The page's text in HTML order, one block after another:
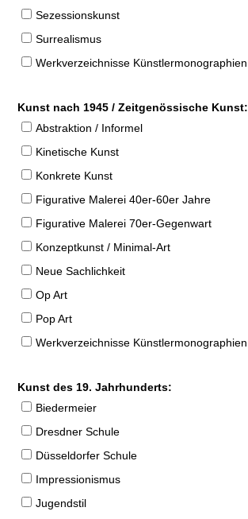
Sezessionskunst
Surrealismus
Werkverzeichnisse Künstlermonographien
Kunst nach 1945 / Zeitgenössische Kunst:
Abstraktion / Informel
Kinetische Kunst
Konkrete Kunst
Figurative Malerei 40er-60er Jahre
Figurative Malerei 70er-Gegenwart
Konzeptkunst / Minimal-Art
Neue Sachlichkeit
Op Art
Pop Art
Werkverzeichnisse Künstlermonographien
Kunst des 19. Jahrhunderts:
Biedermeier
Dresdner Schule
Düsseldorfer Schule
Impressionismus
Jugendstil